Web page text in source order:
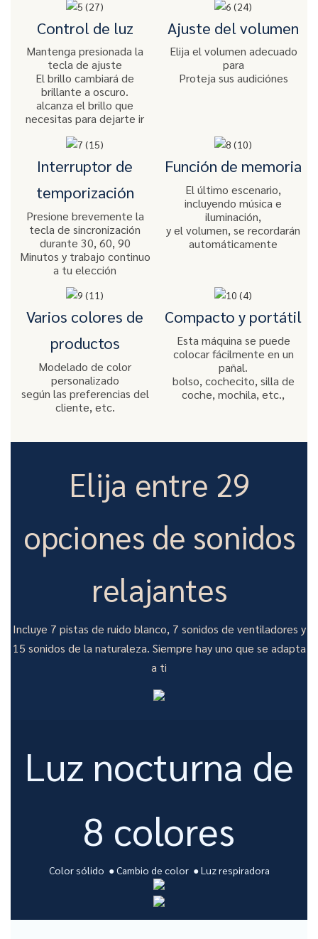
Control de luz
Mantenga presionada la
tecla de ajuste
El brillo cambiará de
brillante a oscuro.
alcanza el brillo que
necesitas para dejarte ir
Ajuste del volumen
Elija el volumen adecuado
para
Proteja sus audiciónes
Interruptor de
temporización
Presione brevemente la
tecla de sincronización
durante 30, 60, 90
Minutos y trabajo continuo
a tu elección
Función de memoria
El último escenario,
incluyendo música e
iluminación,
y el volumen, se recordarán
automáticamente
Varios colores de
productos
Modelado de color
personalizado
según las preferencias del
cliente, etc.
Compacto y portátil
Esta máquina se puede
colocar fácilmente en un
pañal.
bolso, cochecito, silla de
coche, mochila, etc.,
Elija entre 29
opciones de sonidos
relajantes
Incluye 7 pistas de ruido blanco, 7 sonidos de ventiladores y
15 sonidos de la naturaleza. Siempre hay uno que se adapta
a ti
Luz nocturna de
8 colores
Color sólido ● Cambio de color ● Luz respiradora